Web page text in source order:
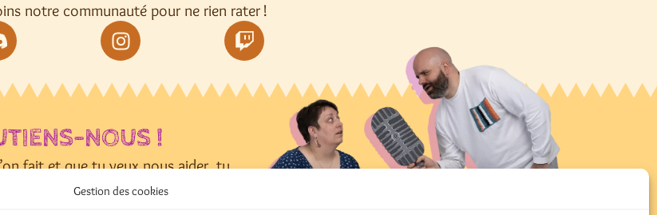
Gestion des cookies
notre communauté pour ne rien rater !
NOUS !
fait et que tu veux nous aider, tu
soutenir en faisant un don :